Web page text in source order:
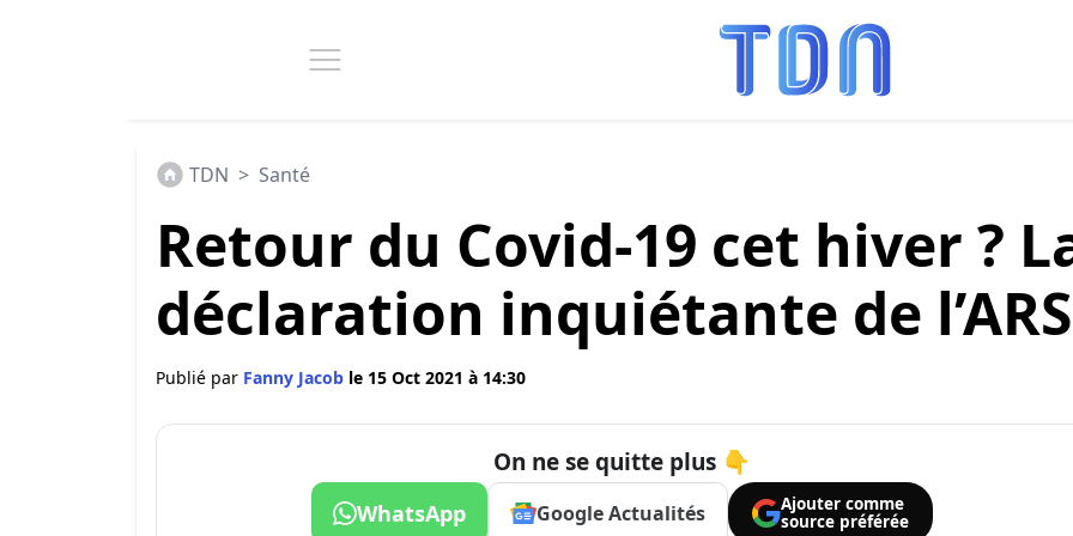
TDN > Santé
Retour du Covid-19 cet hiver ?
déclaration inquiétante de l’ARS
Publié par Fanny Jacob le 15 Oct 2021 à 14:30
On ne se quitte plus 👇
WhatsApp Google Actualités
Ajouter comme
source préférée